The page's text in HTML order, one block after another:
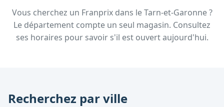
Vous cherchez un Franprix dans leTarn-et-Garonne?
Le département compte un seul magasin. Consultez
ses horaires pour savoir s'il est ouvert aujourd'hui.
Recherchez par ville